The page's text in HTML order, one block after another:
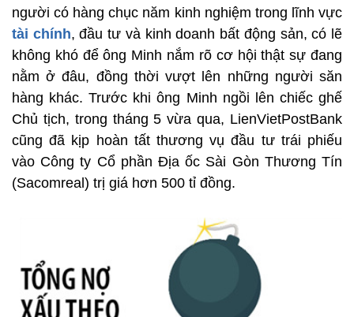
người có hàng chục năm kinh nghiệm trong lĩnh vực
tài chính, đầu tư và kinh doanh bất động sản, có lẽ
không khó để ông Minh nắm rõ cơ hội thật sự đang
nằm ở đâu, đồng thời vượt lên những người săn
hàng khác. Trước khi ông Minh ngồi lên chiếc ghế
Chủ tịch, trong tháng 5 vừa qua, LienVietPostBank
cũng đã kịp hoàn tất thương vụ đầu tư trái phiếu
vào Công ty Cổ phần Địa ốc Sài Gòn Thương Tín
(Sacomreal) trị giá hơn 500 tỉ đồng.